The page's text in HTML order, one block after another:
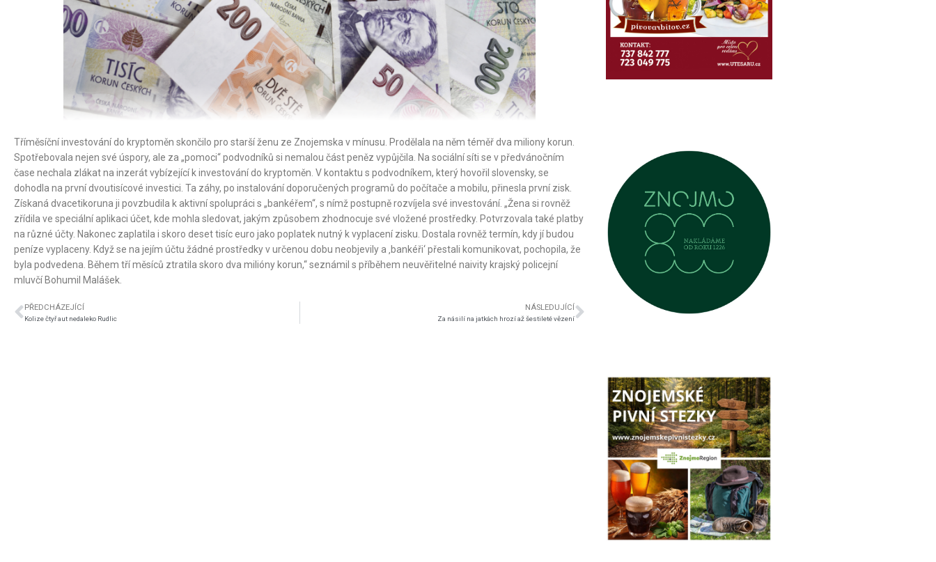
Tříměsíční investování do kryptoměn skončilo pro starší ženu ze Znojemska v mínusu. Prodělala na něm téměř dva miliony korun.
Spotřebovala nejen své úspory, ale za „pomoci“ podvodníků si nemalou část peněz vypůjčila. Na sociální síti se v předvánočním
čase nechala zlákat na inzerát vybízející k investování do kryptoměn. V kontaktu s podvodníkem, který hovořil slovensky, se
dohodla na první dvoutisícové investici. Ta záhy, po instalování doporučených programů do počítače a mobilu, přinesla první zisk.
Získaná dvacetikoruna ji povzbudila k aktivní spolupráci s „bankéřem“, s nímž postupně rozvíjela své investování. „Žena si rovněž
zřídila ve speciální aplikaci účet, kde mohla sledovat, jakým způsobem zhodnocuje své vložené prostředky. Potvrzovala také platby
na různé účty. Nakonec zaplatila i skoro deset tisíc euro jako poplatek nutný k vyplacení zisku. Dostala rovněž termín, kdy jí budou
peníze vyplaceny. Když se na jejím účtu žádné prostředky v určenou dobu neobjevily a ‚bankéři‘ přestali komunikovat, pochopila, že
byla podvedena. Během tří měsíců ztratila skoro dva milióny korun,“ seznámil s příběhem neuvěřitelné naivity krajský policejní
mluvčí Bohumil Malášek.
PŘEDCHÁZEJÍCÍ
Kolize čtyř aut nedaleko Rudlic
NÁSLEDUJÍCÍ
Za násilí na jatkách hrozí až šestileté vězení